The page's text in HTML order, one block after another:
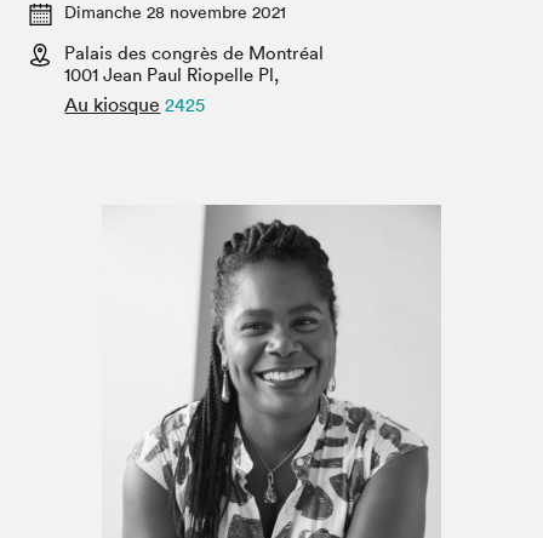
Espace exposant⋅e⋅s
Espace enseignant·e·s
Projets partenaires
Dimanche 28 novembre 2021
Palais des congrès de Montréal
1001 Jean Paul Riopelle Pl,
Au kiosque 2425